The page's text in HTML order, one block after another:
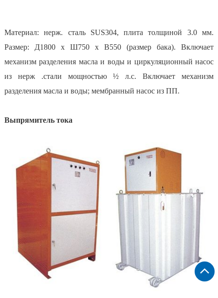
Материал: нерж. сталь SUS304, плита толщиной 3.0 мм.
Размер: Д1800 х Ш750 х В550 (размер бака). Включает
механизм разделения масла и воды и циркуляционный насос
из нерж .стали мощностью ½ л.с. Включает механизм
разделения масла и воды; мембранный насос из ПП.
Выпрямитель тока